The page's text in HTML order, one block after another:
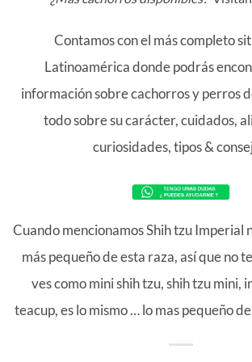
Contamos con el más completo
Latinoamérica donde podrás
información sobre cachorros y perros
todo sobre su carácter, cuidados,
curiosidades, tipos &
Cuando mencionamos Shih tzu Imperial
más pequeño de esta raza, así que no
ves como mini shih tzu, shih tzu mini,
teacup, es lo mismo … lo mas pequeño